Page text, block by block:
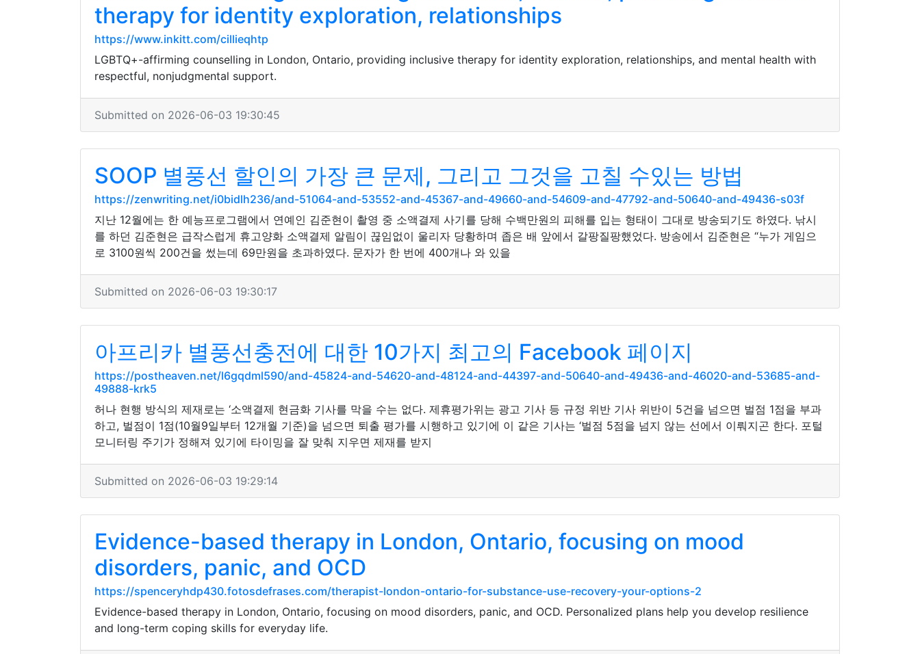
therapy for identity exploration, relationships
https://www.inkitt.com/cillieqhtp
LGBTQ+-affirming counselling in London, Ontario, providing inclusive therapy for identity exploration, relationships, and mental health with
respectful, nonjudgmental support.
Submitted on 2026-06-03 19:30:45
SOOP 별풍선 할인의 가장 큰 문제, 그리고 그것을 고칠 수있는 방법
https://zenwriting.net/i0bidlh236/and-51064-and-53552-and-45367-and-49660-and-54609-and-47792-and-50640-and-49436-s03f
지난 12월에는 한 예능프로그램에서 연예인 김준현이 촬영 중 소액결제 사기를 당해 수백만원의 피해를 입는 형태이 그대로 방송되기도 하였다. 낚시
를 하던 김준현은 급작스럽게 휴고양화 소액결제 알림이 끊임없이 울리자 당황하며 좁은 배 앞에서 갈팡질팡했었다. 방송에서 김준현은 “누가 게임으
로 3100원씩 200건을 썼는데 69만원을 초과하였다. 문자가 한 번에 400개나 와 있을
Submitted on 2026-06-03 19:30:17
아프리카 별풍선충전에 대한 10가지 최고의 Facebook 페이지
https://postheaven.net/l6gqdml590/and-45824-and-54620-and-48124-and-44397-and-50640-and-49436-and-46020-and-53685-and-
49888-krk5
허나 현행 방식의 제재로는 ‘소액결제 현금화 기사를 막을 수는 없다. 제휴평가위는 광고 기사 등 규정 위반 기사 위반이 5건을 넘으면 벌점 1점을 부과
하고, 벌점이 1점(10월9일부터 12개월 기준)을 넘으면 퇴출 평가를 시행하고 있기에 이 같은 기사는 ‘벌점 5점을 넘지 않는 선에서 이뤄지곤 한다. 포털
모니터링 주기가 정해져 있기에 타이밍을 잘 맞춰 지우면 제재를 받지
Submitted on 2026-06-03 19:29:14
Evidence-based therapy in London, Ontario, focusing on mood
disorders, panic, and OCD
https://spenceryhdp430.fotosdefrases.com/therapist-london-ontario-for-substance-use-recovery-your-options-2
Evidence-based therapy in London, Ontario, focusing on mood disorders, panic, and OCD. Personalized plans help you develop resilience
and long-term coping skills for everyday life.